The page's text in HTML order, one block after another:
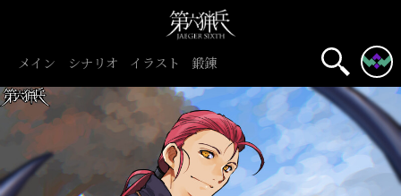
メイン シナリオ イラスト 鍛錬